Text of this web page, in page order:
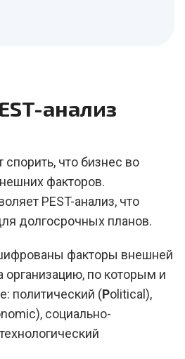
анализ
спорить, что бизнес во
факторов.
PEST-анализ, что
долгосрочных планов.
факторы внешней
по которым и
политический (Political),
социально-